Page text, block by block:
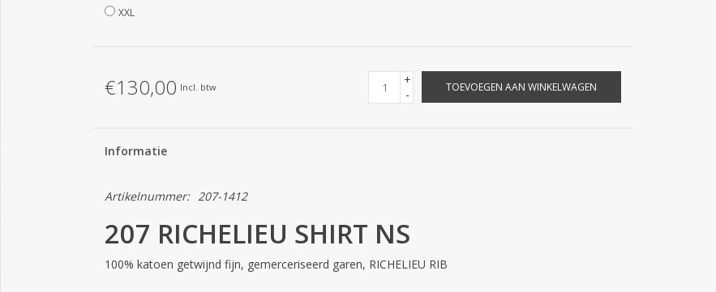
XXL
€130,00 Incl. btw
+
-
TOEVOEGEN AAN WINKELWAGEN
Informatie
Artikelnummer: 207-1412
207 RICHELIEU SHIRT NS
100% katoen getwijnd fijn, gemerceriseerd garen, RICHELIEU RIB